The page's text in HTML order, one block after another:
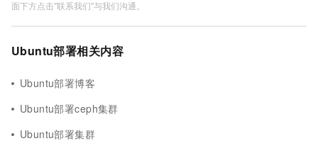
面下方点击"联系我们"与我们沟通。
Ubuntu部署相关内容
Ubuntu部署博客
Ubuntu部署ceph集群
Ubuntu部署集群